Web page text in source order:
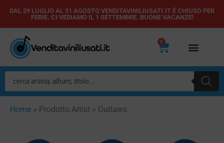
Vai
contenuto
DAL 29 LUGLIO AL 31 AGOSTO VENDITAVINILIUSATI.IT È CHIUSO PER
FERIE. CI VEDIAMO IL 1 SETTEMBRE. BUONE VACANZE!
0
Carrello
Ricerca
prodotti
Home » Prodotto Artist » Outlaws